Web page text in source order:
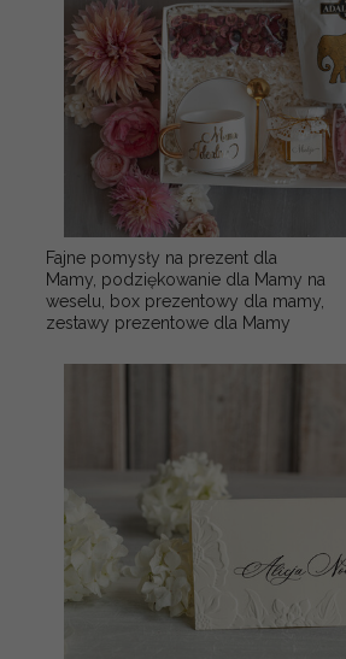
Fajne pomysły na prezent dla
Mamy, podziękowanie dla Mamy na
weselu, box prezentowy dla mamy,
zestawy prezentowe dla Mamy